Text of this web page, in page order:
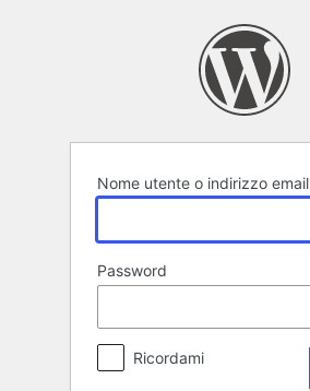
Nome utente o indirizzo email
Password
Ricordami